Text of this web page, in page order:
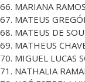
66. MARIANA
67. MATEUS
68. MATEUS DE
69. MATHEUS
70. MIGUEL LUCAS
71. NATHALIA